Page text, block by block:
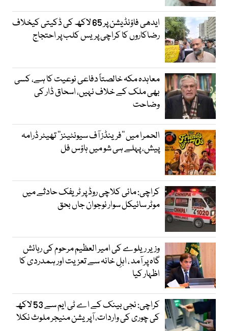
ایدھی فاؤنڈیشن پر 65 لاکھ کی ڈکیتی کیخلاف
رضاکاروں کا کراچی پریس کلب پر احتجاج
معاہدہ مکہ خالصتاً دفاعی نوعیت کا ہے، کسی
بھی ملک کے خلاف نہیں، اسحاق ڈار کی
وضاحت
الحمرا میں ’’فرینڈز آف سیونٹینز‘‘ تھیٹر ڈرامہ
پیش، پہلے ہی شو میں ہاؤس فل
کراچی: مائی کلاچی روڈ پر ٹریفک حادثے میں
موٹر سائیکل سوار نوجوان جاں بحق
وزیر ریلوے کی امیر العظیم مرحوم کی رہائش
گاہ پر آمد ، اہلِ خانہ سے تعزیت اور ہمدردی کا
اظہار کیا
کراچی: نجی بینک کے اے ٹی ایم سے 53 لاکھ
کی چوری کی واردات، آپریشن منیجر ملوث نکلا